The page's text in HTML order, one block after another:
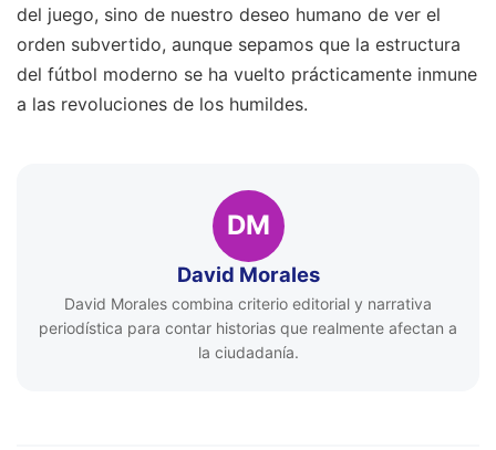
del juego, sino de nuestro deseo humano de ver el
orden subvertido, aunque sepamos que la estructura
del fútbol moderno se ha vuelto prácticamente inmune
a las revoluciones de los humildes.
DM
David Morales
David Morales combina criterio editorial y narrativa
periodística para contar historias que realmente afectan a
la ciudadanía.